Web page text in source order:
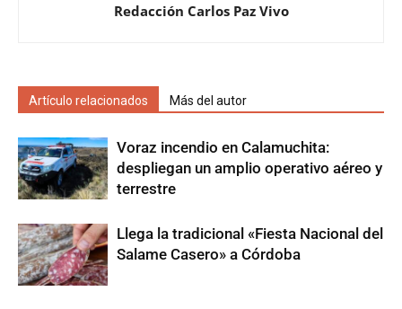
Redacción Carlos Paz Vivo
Artículo relacionados Más del autor
Voraz incendio en Calamuchita:
despliegan un amplio operativo aéreo y
terrestre
Llega la tradicional «Fiesta Nacional del
Salame Casero» a Córdoba